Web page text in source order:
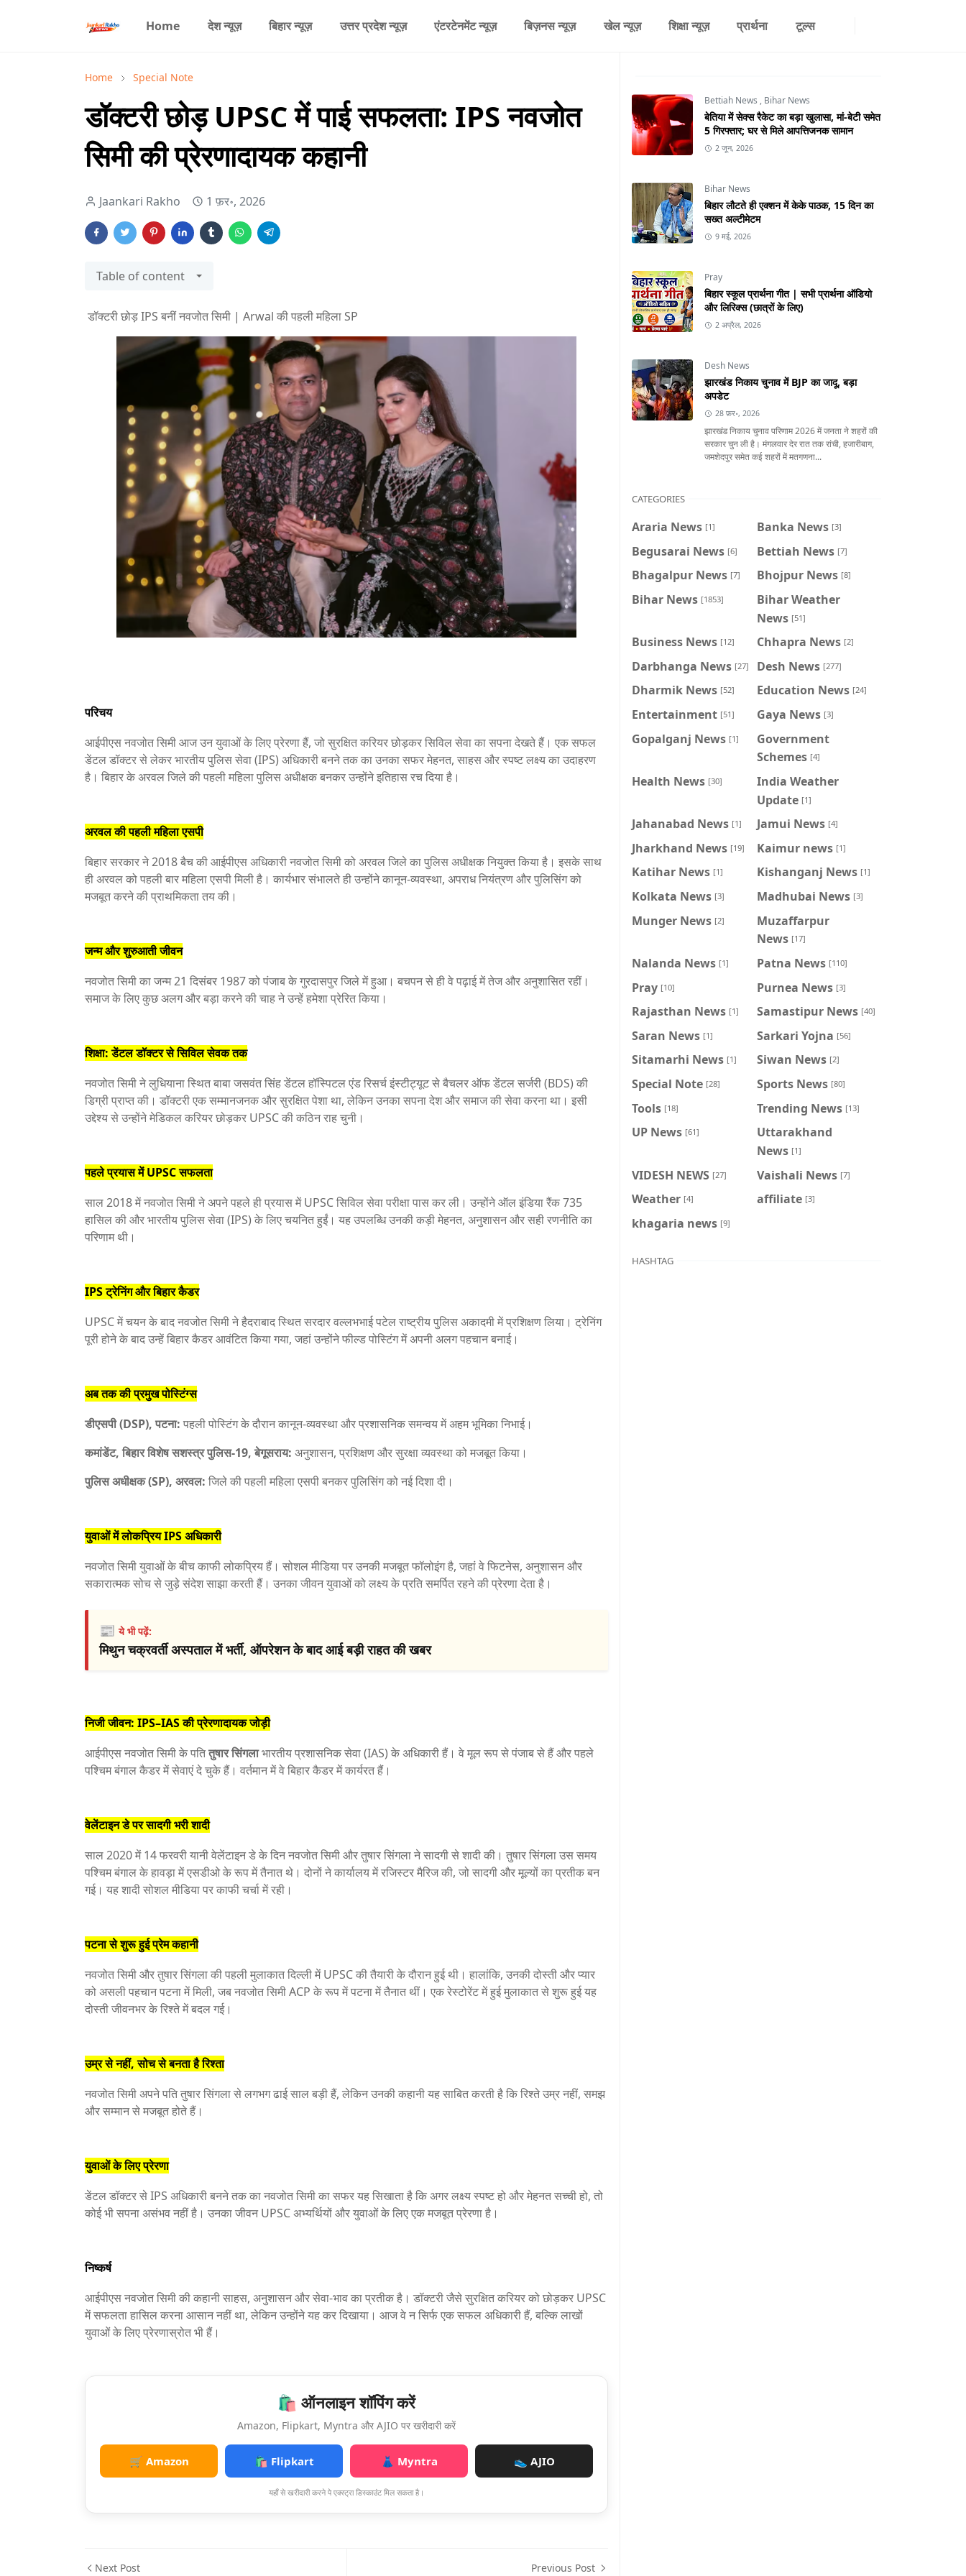
Home देश न्यूज़ बिहार न्यूज़ उत्तर प्रदेश न्यूज़ एंटरटेनमेंट न्यूज़ बिज़नस न्यूज़ खेल न्यूज़ शिक्षा न्यूज़ प्रार्थना टूल्स
Home Special Note
डॉक्टरी छोड़ UPSC में पाई सफलता: IPS नवजोत
सिमी की प्रेरणादायक कहानी
Jaankari Rakho 1 फ़र॰, 2026
Table of content
डॉक्टरी छोड़ IPS बनीं नवजोत सिमी | Arwal की पहली महिला SP
परिचय
आईपीएस नवजोत सिमी आज उन युवाओं के लिए प्रेरणा हैं, जो सुरक्षित करियर छोड़कर सिविल सेवा का सपना देखते हैं। एक सफल
डेंटल डॉक्टर से लेकर भारतीय पुलिस सेवा (IPS) अधिकारी बनने तक का उनका सफर मेहनत, साहस और स्पष्ट लक्ष्य का उदाहरण
है। बिहार के अरवल जिले की पहली महिला पुलिस अधीक्षक बनकर उन्होंने इतिहास रच दिया है।
अरवल की पहली महिला एसपी
बिहार सरकार ने 2018 बैच की आईपीएस अधिकारी नवजोत सिमी को अरवल जिले का पुलिस अधीक्षक नियुक्त किया है। इसके साथ
ही अरवल को पहली बार महिला एसपी मिली है। कार्यभार संभालते ही उन्होंने कानून-व्यवस्था, अपराध नियंत्रण और पुलिसिंग को
मजबूत करने की प्राथमिकता तय की।
जन्म और शुरुआती जीवन
नवजोत सिमी का जन्म 21 दिसंबर 1987 को पंजाब के गुरदासपुर जिले में हुआ। बचपन से ही वे पढ़ाई में तेज और अनुशासित रहीं।
समाज के लिए कुछ अलग और बड़ा करने की चाह ने उन्हें हमेशा प्रेरित किया।
शिक्षा: डेंटल डॉक्टर से सिविल सेवक तक
नवजोत सिमी ने लुधियाना स्थित बाबा जसवंत सिंह डेंटल हॉस्पिटल एंड रिसर्च इंस्टीट्यूट से बैचलर ऑफ डेंटल सर्जरी (BDS) की
डिग्री प्राप्त की। डॉक्टरी एक सम्मानजनक और सुरक्षित पेशा था, लेकिन उनका सपना देश और समाज की सेवा करना था। इसी
उद्देश्य से उन्होंने मेडिकल करियर छोड़कर UPSC की कठिन राह चुनी।
पहले प्रयास में UPSC सफलता
साल 2018 में नवजोत सिमी ने अपने पहले ही प्रयास में UPSC सिविल सेवा परीक्षा पास कर ली। उन्होंने ऑल इंडिया रैंक 735
हासिल की और भारतीय पुलिस सेवा (IPS) के लिए चयनित हुईं। यह उपलब्धि उनकी कड़ी मेहनत, अनुशासन और सही रणनीति का
परिणाम थी।
IPS ट्रेनिंग और बिहार कैडर
UPSC में चयन के बाद नवजोत सिमी ने हैदराबाद स्थित सरदार वल्लभभाई पटेल राष्ट्रीय पुलिस अकादमी में प्रशिक्षण लिया। ट्रेनिंग
पूरी होने के बाद उन्हें बिहार कैडर आवंटित किया गया, जहां उन्होंने फील्ड पोस्टिंग में अपनी अलग पहचान बनाई।
अब तक की प्रमुख पोस्टिंग्स
डीएसपी (DSP), पटना: पहली पोस्टिंग के दौरान कानून-व्यवस्था और प्रशासनिक समन्वय में अहम भूमिका निभाई।
कमांडेंट, बिहार विशेष सशस्त्र पुलिस-19, बेगूसराय: अनुशासन, प्रशिक्षण और सुरक्षा व्यवस्था को मजबूत किया।
पुलिस अधीक्षक (SP), अरवल: जिले की पहली महिला एसपी बनकर पुलिसिंग को नई दिशा दी।
युवाओं में लोकप्रिय IPS अधिकारी
नवजोत सिमी युवाओं के बीच काफी लोकप्रिय हैं। सोशल मीडिया पर उनकी मजबूत फॉलोइंग है, जहां वे फिटनेस, अनुशासन और
सकारात्मक सोच से जुड़े संदेश साझा करती हैं। उनका जीवन युवाओं को लक्ष्य के प्रति समर्पित रहने की प्रेरणा देता है।
📰ये भी पढ़ें:
मिथुन चक्रवर्ती अस्पताल में भर्ती, ऑपरेशन के बाद आई बड़ी राहत की खबर
निजी जीवन: IPS–IAS की प्रेरणादायक जोड़ी
आईपीएस नवजोत सिमी के पतितुषार सिंगलाभारतीय प्रशासनिक सेवा (IAS) के अधिकारी हैं। वे मूल रूप से पंजाब से हैं और पहले
पश्चिम बंगाल कैडर में सेवाएं दे चुके हैं। वर्तमान में वे बिहार कैडर में कार्यरत हैं।
वेलेंटाइन डे पर सादगी भरी शादी
साल 2020 में 14 फरवरी यानी वेलेंटाइन डे के दिन नवजोत सिमी और तुषार सिंगला ने सादगी से शादी की। तुषार सिंगला उस समय
पश्चिम बंगाल के हावड़ा में एसडीओ के रूप में तैनात थे। दोनों ने कार्यालय में रजिस्टर मैरिज की, जो सादगी और मूल्यों का प्रतीक बन
गई। यह शादी सोशल मीडिया पर काफी चर्चा में रही।
पटना से शुरू हुई प्रेम कहानी
नवजोत सिमी और तुषार सिंगला की पहली मुलाकात दिल्ली में UPSC की तैयारी के दौरान हुई थी। हालांकि, उनकी दोस्ती और प्यार
को असली पहचान पटना में मिली, जब नवजोत सिमी ACP के रूप में पटना में तैनात थीं। एक रेस्टोरेंट में हुई मुलाकात से शुरू हुई यह
दोस्ती जीवनभर के रिश्ते में बदल गई।
उम्र से नहीं, सोच से बनता है रिश्ता
नवजोत सिमी अपने पति तुषार सिंगला से लगभग ढाई साल बड़ी हैं, लेकिन उनकी कहानी यह साबित करती है कि रिश्ते उम्र नहीं, समझ
और सम्मान से मजबूत होते हैं।
युवाओं के लिए प्रेरणा
डेंटल डॉक्टर से IPS अधिकारी बनने तक का नवजोत सिमी का सफर यह सिखाता है कि अगर लक्ष्य स्पष्ट हो और मेहनत सच्ची हो, तो
कोई भी सपना असंभव नहीं है। उनका जीवन UPSC अभ्यर्थियों और युवाओं के लिए एक मजबूत प्रेरणा है।
निष्कर्ष
आईपीएस नवजोत सिमी की कहानी साहस, अनुशासन और सेवा-भाव का प्रतीक है। डॉक्टरी जैसे सुरक्षित करियर को छोड़कर UPSC
में सफलता हासिल करना आसान नहीं था, लेकिन उन्होंने यह कर दिखाया। आज वे न सिर्फ एक सफल अधिकारी हैं, बल्कि लाखों
युवाओं के लिए प्रेरणास्रोत भी हैं।
🛍️ ऑनलाइन शॉपिंग करें
Amazon, Flipkart, Myntra और AJIO पर खरीदारी करें
🛒 Amazon 🛍️ Flipkart 👗 Myntra 👟 AJIO
यहाँ से खरीदारी करने पे एक्स्ट्रा डिस्काउंट मिल सकता है।
Next Post Previous Post
Bettiah News , Bihar News
बेतिया में सेक्स रैकेट का बड़ा खुलासा, मां-बेटी समेत
5 गिरफ्तार; घर से मिले आपत्तिजनक सामान
2 जून, 2026
Bihar News
बिहार लौटते ही एक्शन में केके पाठक, 15 दिन का
सख्त अल्टीमेटम
9 मई, 2026
Pray
बिहार स्कूल प्रार्थना गीत | सभी प्रार्थना ऑडियो
और लिरिक्स (छात्रों के लिए)
2 अप्रैल, 2026
Desh News
झारखंड निकाय चुनाव में BJP का जादू, बड़ा
अपडेट
28 फ़र॰, 2026
झारखंड निकाय चुनाव परिणाम 2026 में जनता ने शहरों की
सरकार चुन ली है। मंगलवार देर रात तक रांची, हजारीबाग,
जमशेदपुर समेत कई शहरों में मतगणना...
CATEGORIES
Araria News [1] Banka News [3]
Begusarai News [6] Bettiah News [7]
Bhagalpur News [7] Bhojpur News [8]
Bihar News [1853]
Bihar Weather
News [51]
Business News [12] Chhapra News [2]
Darbhanga News [27] Desh News [277]
Dharmik News [52] Education News [24]
Entertainment [51] Gaya News [3]
Gopalganj News [1]
Government
Schemes [4]
Health News [30]
India Weather
Update [1]
Jahanabad News [1] Jamui News [4]
Jharkhand News [19] Kaimur news [1]
Katihar News [1] Kishanganj News [1]
Kolkata News [3] Madhubai News [3]
Munger News [2]
Muzaffarpur
News [17]
Nalanda News [1] Patna News [110]
Pray [10] Purnea News [3]
Rajasthan News [1] Samastipur News [40]
Saran News [1] Sarkari Yojna [56]
Sitamarhi News [1] Siwan News [2]
Special Note [28] Sports News [80]
Tools [18] Trending News [13]
UP News [61]
Uttarakhand
News [1]
VIDESH NEWS [27] Vaishali News [7]
Weather [4] affiliate [3]
khagaria news [9]
HASHTAG